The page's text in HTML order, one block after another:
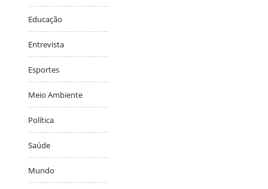
Educação
Entrevista
Esportes
Meio Ambiente
Política
Saúde
Mundo